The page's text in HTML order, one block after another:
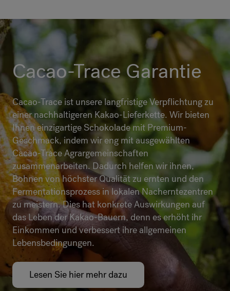
Cacao-Trace Garantie
Cacao-Trace ist unsere langfristige Verpflichtung zu
einer nachhaltigeren Kakao-Lieferkette. Wir bieten
Ihnen einzigartige Schokolade mit Premium-
Geschmack, indem wir eng mit ausgewählten
Cacao-Trace Agrargemeinschaften
zusammenarbeiten. Dadurch helfen wir ihnen,
Bohnen von höchster Qualität zu ernten und den
Fermentationsprozess in lokalen Nacherntezentren
zu meistern. Dies hat konkrete Auswirkungen auf
das Leben der Kakao-Bauern, denn es erhöht ihr
Einkommen und verbessert ihre allgemeinen
Lebensbedingungen.
Lesen Sie hier mehr dazu